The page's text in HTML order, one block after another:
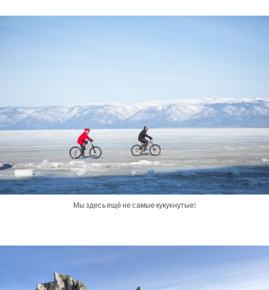
Мы здесь ещё не самые кукукнутые!